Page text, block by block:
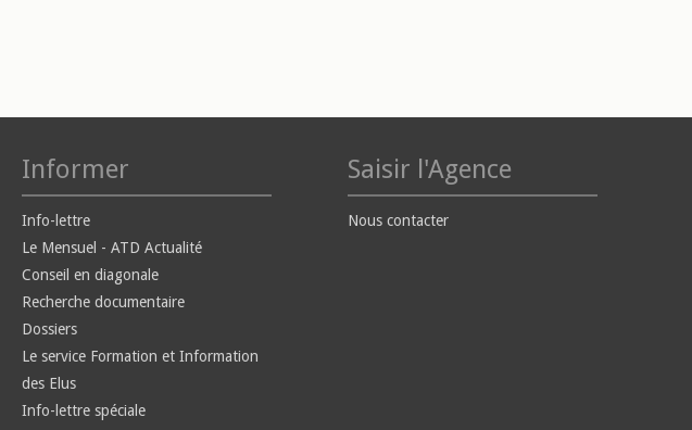
Informer
Info-lettre
Le Mensuel - ATD Actualité
Conseil en diagonale
Recherche documentaire
Dossiers
Le service Formation et Information
des Elus
Info-lettre spéciale
Saisir l'Agence
Nous contacter